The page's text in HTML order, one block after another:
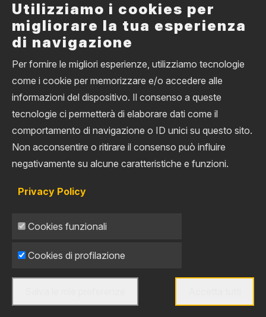
Utilizziamo i cookies per
migliorare la tua esperienza
di navigazione
Per fornire le migliori esperienze, utilizziamo tecnologie
come i cookie per memorizzare e/o accedere alle
informazioni del dispositivo. Il consenso a queste
tecnologie ci permetterà di elaborare dati come il
comportamento di navigazione o ID unici su questo sito.
Non acconsentire o ritirare il consenso può influire
negativamente su alcune caratteristiche e funzioni.
Privacy Policy
Cookies funzionali
Cookies di profilazione